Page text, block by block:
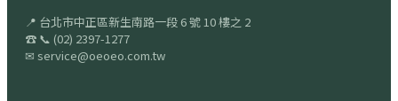
📍 台北市中正區新生南路一段 6 號 10 樓之 2
☎ 📞 (02) 2397-1277
✉ service@oeoeo.com.tw